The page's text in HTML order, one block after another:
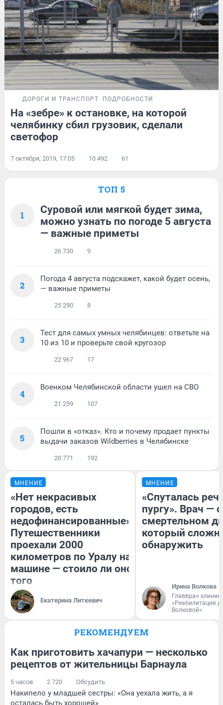
ДОРОГИ И ТРАНСПОРТ ПОДРОБНОСТИ
На «зебре» к остановке, на которой
челябинку сбил грузовик, сделали
светофор
7 октября, 2019, 17:05 10 492 61
ТОП 5
1
Суровой или мягкой будет зима,
можно узнать по погоде 5 августа
— важные приметы
26 730 9
2
Погода 4 августа подскажет, какой будет осень,
— важные приметы
25 290 8
3
Тест для самых умных челябинцев: ответьте на
10 из 10 и проверьте свой кругозор
22 967 17
4
Военком Челябинской области ушел на СВО
21 259 107
5
Пошли в «отказ». Кто и почему продает пункты
выдачи заказов Wildberries в Челябинске
20 771 192
МНЕНИЕ
«Нет некрасивых
городов, есть
недофинансированные».
Путешественники
проехали 2000
километров по Уралу на
машине — стоило ли оно
того
Екатерина Литкевич
МНЕНИЕ
«Спуталась
пургу». Врач — о
смертельном
который
обнаружить
Ирина Волкова
Главврач
«Реабилитация
Волковой»
РЕКОМЕНДУЕМ
Как приготовить хачапури — несколько
рецептов от жительницы Барнаула
5 часов 2 720 Обсудить
Накипело у младшей сестры: «Она уехала жить, а я
осталась быть хорошей»